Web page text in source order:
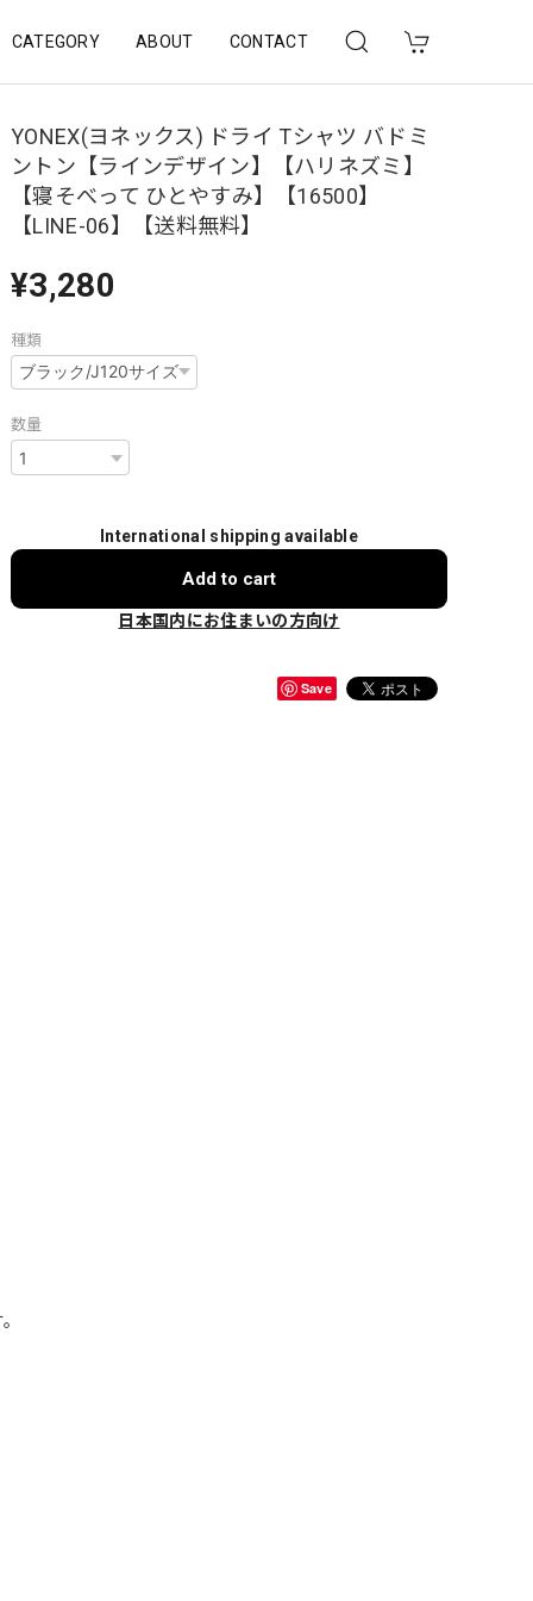
CATEGORY ABOUT CONTACT
YONEX(ヨネックス) ドライ Tシャツ バドミ
ントン【ラインデザイン】【ハリネズミ】
【寝そべって ひとやすみ】【16500】
【LINE-06】【送料無料】
¥3,280
種類
数量
International shipping available
Add to cart
日本国内にお住まいの方向け
Save